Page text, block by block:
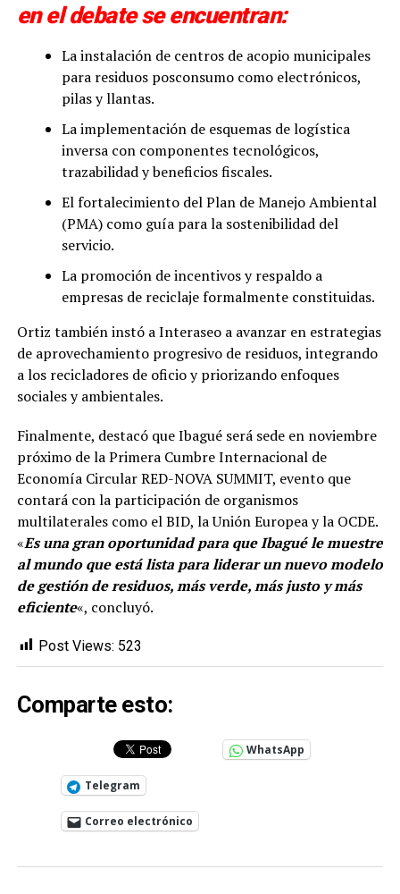
en el debate se encuentran:
La instalación de centros de acopio municipales
para residuos posconsumo como electrónicos,
pilas y llantas.
La implementación de esquemas de logística
inversa con componentes tecnológicos,
trazabilidad y beneficios fiscales.
El fortalecimiento del Plan de Manejo Ambiental
(PMA) como guía para la sostenibilidad del
servicio.
La promoción de incentivos y respaldo a
empresas de reciclaje formalmente constituidas.
Ortiz también instó a Interaseo a avanzar en estrategias
de aprovechamiento progresivo de residuos, integrando
a los recicladores de oficio y priorizando enfoques
sociales y ambientales.
Finalmente, destacó que Ibagué será sede en noviembre
próximo de la Primera Cumbre Internacional de
Economía Circular RED-NOVA SUMMIT, evento que
contará con la participación de organismos
multilaterales como el BID, la Unión Europea y la OCDE.
«Es una gran oportunidad para que Ibagué le muestre
al mundo que está lista para liderar un nuevo modelo
de gestión de residuos, más verde, más justo y más
eficiente«, concluyó.
Post Views: 523
Comparte esto:
WhatsApp
Telegram
Correo electrónico